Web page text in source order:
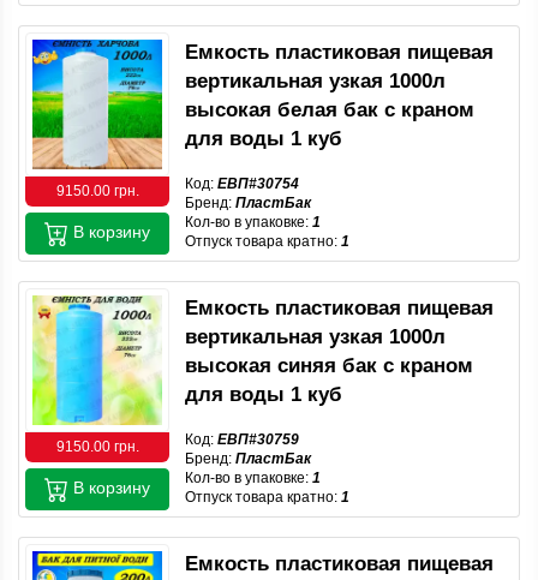
9150.00 грн.
Емкость пластиковая пищевая
вертикальная узкая 1000л
высокая белая бак с краном
для воды 1 куб
Код: ЕВП#30754
Бренд: ПластБак
Кол-во в упаковке: 1
Отпуск товара кратно: 1
В корзину
9150.00 грн.
Емкость пластиковая пищевая
вертикальная узкая 1000л
высокая синяя бак с краном
для воды 1 куб
Код: ЕВП#30759
Бренд: ПластБак
Кол-во в упаковке: 1
Отпуск товара кратно: 1
В корзину
Емкость пластиковая пищевая